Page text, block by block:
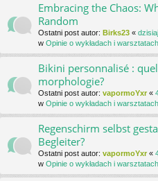
Embracing the Chaos:
Random
Ostatni post autor: Birks23 «
w Opinie o wykładach i warsztatach
Bikini personnalisé :
morphologie?
Ostatni post autor: vapormoYxr «
w Opinie o wykładach i warsztatach
Regenschirm selbst
Begleiter?
Ostatni post autor: vapormoYxr «
w Opinie o wykładach i warsztatach